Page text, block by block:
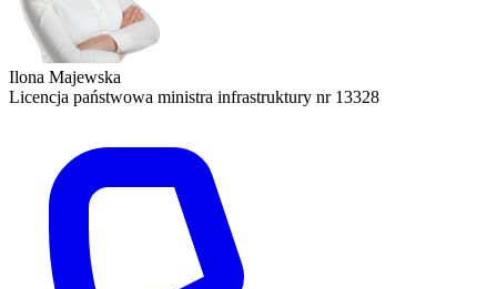
Ilona Majewska
Licencja państwowa ministra infrastruktury nr 13328